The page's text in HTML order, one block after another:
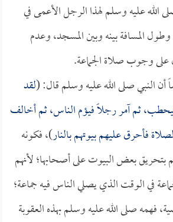
عليه وسلم لهذا الرجل الأعمى في
المسافة بينه وبين المسجد، وعدم
على وجوب صلاة الجماعة.
أن النبي صلى الله عليه وسلم قال: (لقد
ثم آمر رجلاً فيؤم الناس، ثم أخالف
فأحرق عليهم بيوتهم بالنار)، فكونه
بتحريق بعض البيوت على أصحابها؛ لأنهم
في الوقت الذي يصلي الناس فيه جماعة؛
فهمه صلى الله عليه وسلم بهذه العقوبة